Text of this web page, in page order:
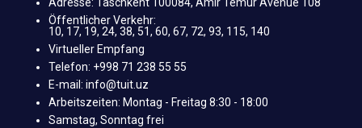
Öffentlicher Verkehr:
10, 17, 19, 24, 38, 51, 60, 67, 72, 93, 115, 140
Virtueller Empfang
Telefon: +998 71 238 55 55
E-mail: info@tuit.uz
Arbeitszeiten: Montag - Freitag 8:30 - 18:00
Samstag, Sonntag frei